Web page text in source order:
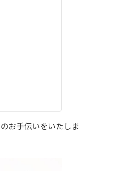
お手伝いをいたしま